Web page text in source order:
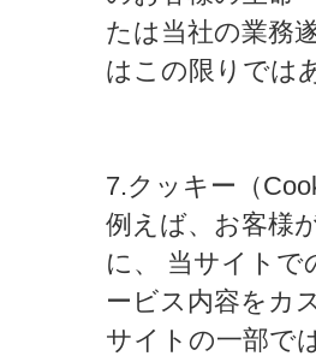
たは当社の業務
はこの限りでは
7.クッキー（
例えば、お客様
に、 当サイトで
ービス内容をカ
サイトの一部で